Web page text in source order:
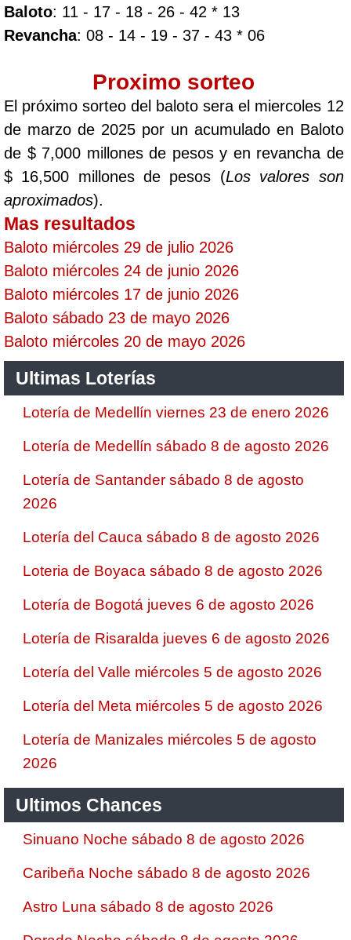
Baloto: 11 - 17 - 18 - 26 - 42 * 13
Revancha: 08 - 14 - 19 - 37 - 43 * 06
Proximo sorteo
El próximo sorteo del baloto sera el miercoles 12
de marzo de 2025 por un acumulado en Baloto
de $ 7,000 millones de pesos y en revancha de
$ 16,500 millones de pesos (Los valores son
aproximados).
Mas resultados
Baloto miércoles 29 de julio 2026
Baloto miércoles 24 de junio 2026
Baloto miércoles 17 de junio 2026
Baloto sábado 23 de mayo 2026
Baloto miércoles 20 de mayo 2026
Ultimas Loterías
Lotería de Medellín viernes 23 de enero 2026
Lotería de Medellín sábado 8 de agosto 2026
Lotería de Santander sábado 8 de agosto
2026
Lotería del Cauca sábado 8 de agosto 2026
Loteria de Boyaca sábado 8 de agosto 2026
Lotería de Bogotá jueves 6 de agosto 2026
Lotería de Risaralda jueves 6 de agosto 2026
Lotería del Valle miércoles 5 de agosto 2026
Lotería del Meta miércoles 5 de agosto 2026
Lotería de Manizales miércoles 5 de agosto
2026
Ultimos Chances
Sinuano Noche sábado 8 de agosto 2026
Caribeña Noche sábado 8 de agosto 2026
Astro Luna sábado 8 de agosto 2026